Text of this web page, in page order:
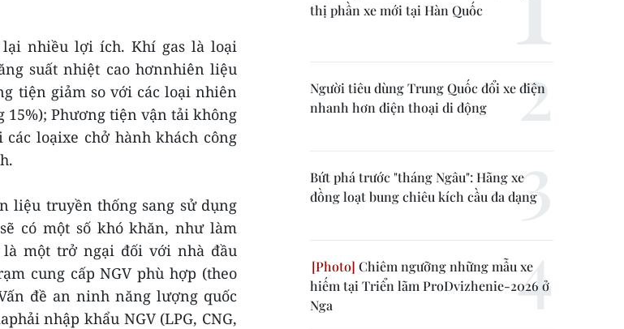
lại nhiều lợi ích. Khí gas là loại
suất nhiệt cao hơnnhiên liệu
tiện giảm so với các loại nhiên
Phương tiện vận tải không
loạixe chở hành khách công
liệu truyền thống sang sử dụng
có một số khó khăn, như làm
một trở ngại đối với nhà đầu
cung cấp NGV phù hợp (theo
đề an ninh năng lượng quốc
nhập khẩu NGV (LPG, CNG,
thị phần xe mới tại Hàn Quốc
Người tiêu dùng Trung Quốc đổi xe điện
nhanh hơn điện thoại di động
Bứt phá trước "tháng Ngâu": Hãng xe
đồng loạt bung chiêu kích cầu đa dạng
Chiêm ngưỡng những mẫu xe
hiếm tại Triển lãm ProDvizhenie-2026 ở
Nga